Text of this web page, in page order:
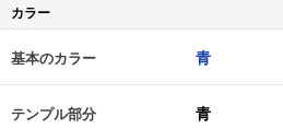
カラー
基本のカラー 青
テンプル部分 青